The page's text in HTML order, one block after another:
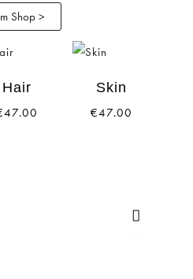
Shop >
Hair
47.00
Skin
€47.00